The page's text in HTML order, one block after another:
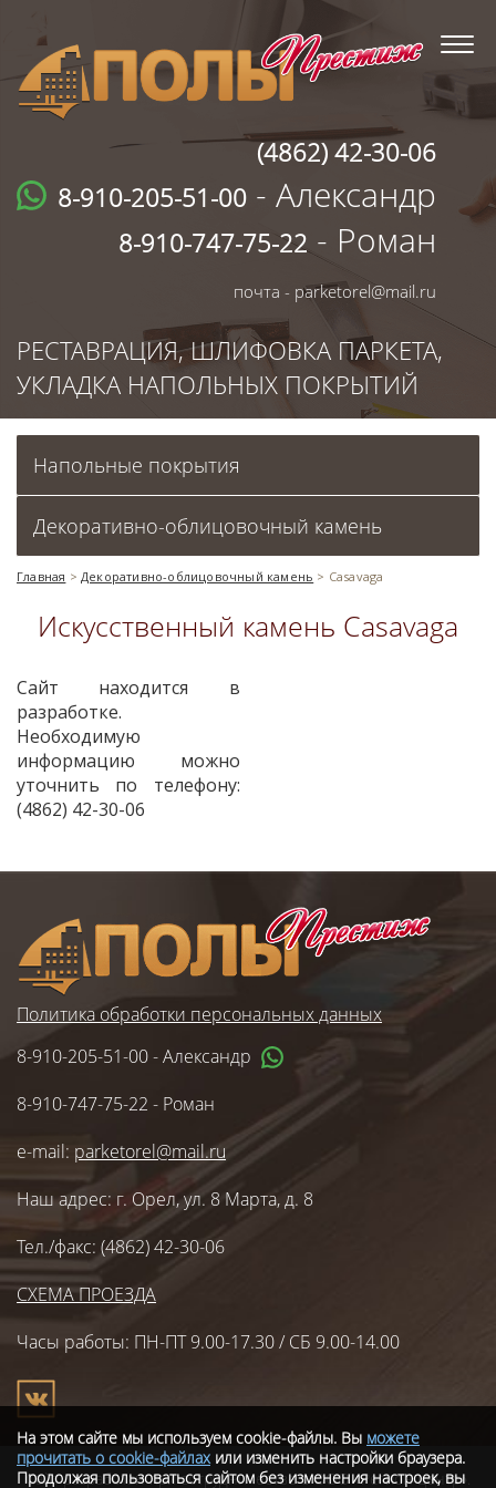
(4862) 42-30-06
8-910-205-51-00 - Александр
8-910-747-75-22- Роман
почта - parketorel@mail.ru
РЕСТАВРАЦИЯ, ШЛИФОВКА ПАРКЕТА,
УКЛАДКА НАПОЛЬНЫХ ПОКРЫТИЙ
Напольные покрытия
Декоративно-облицовочный камень
Главная >Декоративно-облицовочный камень > Casavaga
Искусственный камень Casavaga
Сайт находится в
разработке.
Необходимую
информацию можно
уточнить по телефону:
(4862) 42-30-06
Политика обработки персональных данных
8-910-205-51-00- Александр
8-910-747-75-22 - Роман
e-mail: parketorel@mail.ru
Наш адрес: г. Орел, ул. 8 Марта, д. 8
Тел./факс: (4862) 42-30-06
СХЕМА ПРОЕЗДА
Часы работы: ПН-ПТ 9.00-17.30 / СБ 9.00-14.00
Сайт разработан при сотрудничестве с ООО «Регион центр».
На этом сайте мы используем cookie-файлы. Вы можете
прочитать о cookie-файлахили изменить настройки браузера.
Продолжая пользоваться сайтом без изменения настроек, вы